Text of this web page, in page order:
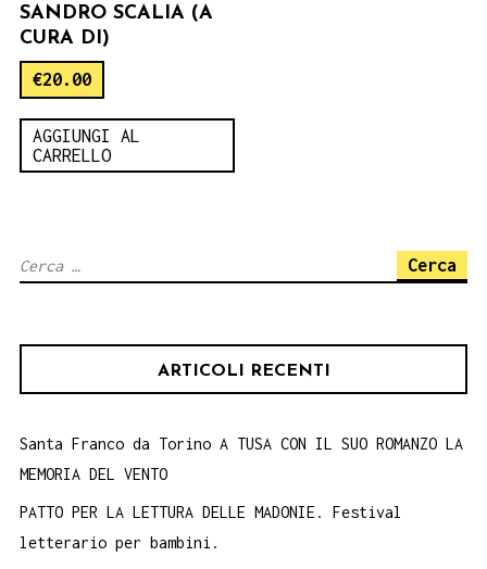
SANDRO SCALIA (A
CURA DI)
€20.00
AGGIUNGI AL
CARRELLO
Ricerca
ARTICOLI RECENTI
Santa Franco da Torino A TUSA CON IL SUO ROMANZO LA
MEMORIA DEL VENTO
PATTO PER LA LETTURA DELLE MADONIE. Festival
letterario per bambini.